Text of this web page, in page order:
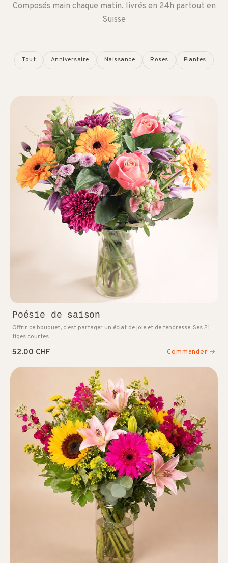
Composés main chaque matin, livrés en 24h partout en
Suisse
Tout Anniversaire Naissance Roses Plantes
Poésie de saison
Offrir ce bouquet, c'est partager un éclat de joie et de tendresse. Ses 21
tiges courtes …
52.00 CHF Commander →